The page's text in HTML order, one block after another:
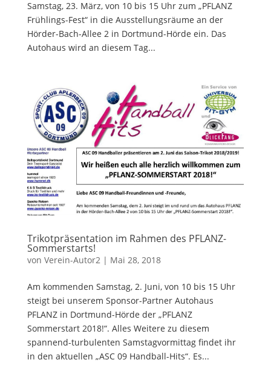
Samstag, 23. März, von 10 bis 15 Uhr zum „PFLANZ
Frühlings-Fest“ in die Ausstellungsräume an der
Hörder-Bach-Allee 2 in Dortmund-Hörde ein. Das
Autohaus wird an diesem Tag...
Trikotpräsentation im Rahmen des PFLANZ-
Sommerstarts!
von Verein-Autor2| Mai 28, 2018
Am kommenden Samstag, 2. Juni, von 10 bis 15 Uhr
steigt bei unserem Sponsor-Partner Autohaus
PFLANZ in Dortmund-Hörde der „PFLANZ
Sommerstart 2018!“. Alles Weitere zu diesem
spannend-turbulenten Samstagvormittag findet ihr
in den aktuellen „ASC 09 Handball-Hits“. Es...